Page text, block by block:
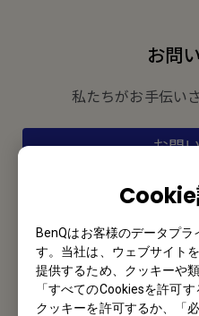
Cookie
BenQはお客様のデータプラ
す。当社は、ウェブサイト
提供するため、クッキーや
「すべてのCookiesを許可
クッキーを許可するか、「
お問
私たちがお手伝い
お問
メル
製品情報や活用事例、特